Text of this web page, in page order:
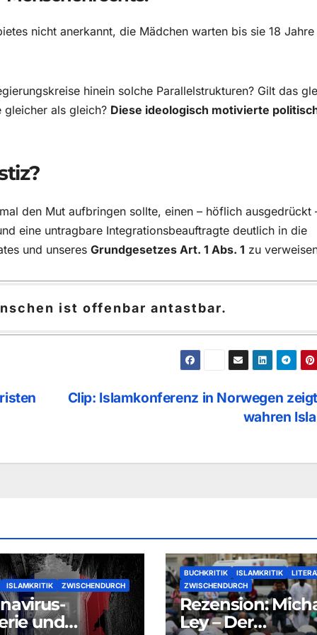
nicht anerkannt, die Mädchen warten bis sie 18
hinein solche Parallelstrukturen? Gilt das
gleicher als gleich? Diese ideologisch motivierte
den Mut aufbringen sollte, einen – höflich ausgedrückt
eine untragbare Integrationsbeauftragte deutlich in die
und unseres Grundgesetzes Art. 1 Abs. 1 zu
ist offenbar antastbar.
Clip: Islamkonferenz in Norwegen
wahren
ISLAMKRITIK ZWISCHENDURCH
und
BUCHKRITIK ISLAMKRITIK
ZWISCHENDURCH
Rezension:
Ley – Der